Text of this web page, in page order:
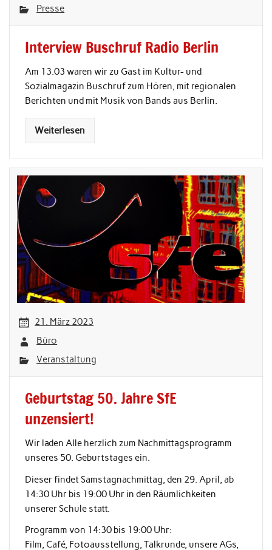
Presse
Interview Buschruf Radio Berlin
Am 13.03 waren wir zu Gast im Kultur- und
Sozialmagazin Buschruf zum Hören, mit regionalen
Berichten und mit Musik von Bands aus Berlin.
Weiterlesen
21. März 2023
Büro
Veranstaltung
Geburtstag 50. Jahre SfE
unzensiert!
Wir laden Alle herzlich zum Nachmittagsprogramm
unseres 50. Geburtstages ein.
Dieser findet Samstagnachmittag, den 29. April, ab
14:30 Uhr bis 19:00 Uhr in den Räumlichkeiten
unserer Schule statt.
Programm von 14:30 bis 19:00 Uhr:
Film, Café, Fotoausstellung, Talkrunde, unsere AGs,